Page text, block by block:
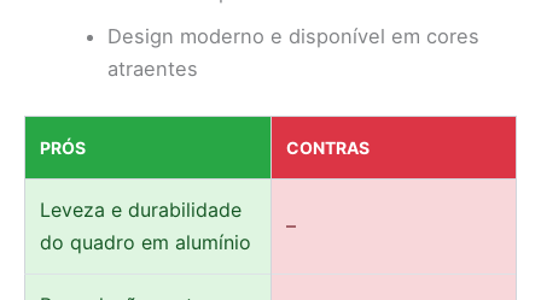
Design moderno e disponível em cores
atraentes
PRÓS CONTRAS
Leveza e durabilidade
do quadro em alumínio
–